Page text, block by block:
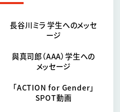
長谷川ミラ 学生へのメッセ
ージ
與真司郎（AAA）学生への
メッセージ
「ACTION for Gender」
SPOT動画